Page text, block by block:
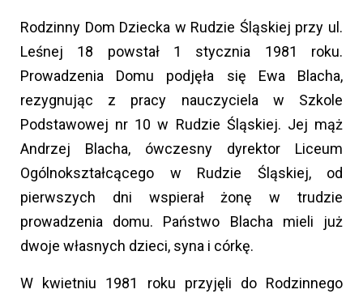
Rodzinny Dom Dziecka w Rudzie Śląskiej przy ul.
Leśnej 18 powstał 1 stycznia 1981 roku.
Prowadzenia Domu podjęła się Ewa Blacha,
rezygnując z pracy nauczyciela w Szkole
Podstawowej nr 10 w Rudzie Śląskiej. Jej mąż
Andrzej Blacha, ówczesny dyrektor Liceum
Ogólnokształcącego w Rudzie Śląskiej, od
pierwszych dni wspierał żonę w trudzie
prowadzenia domu. Państwo Blacha mieli już
dwoje własnych dzieci, syna i córkę.
W kwietniu 1981 roku przyjęli do Rodzinnego